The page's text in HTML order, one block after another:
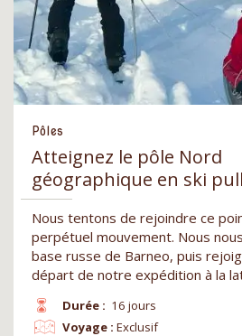
Pôles
Atteignez le pôle Nord
géographique en ski
Nous tentons de rejoindre ce
perpétuel mouvement. Nous
base russe de Barneo, puis
départ de notre expédition à la
Durée : 16 jours
Voyage : Exclusif